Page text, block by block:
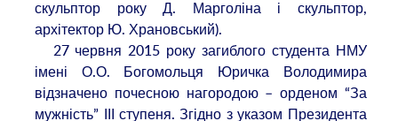
скульптор року Д. Марголіна і скульптор,
архітектор Ю. Храновський).
27 червня 2015 року загиблого студента НМУ
імені О.О. Богомольця Юричка Володимира
відзначено почесною нагородою – орденом “За
мужність” ІІІ ступеня. Згідно з указом Президента